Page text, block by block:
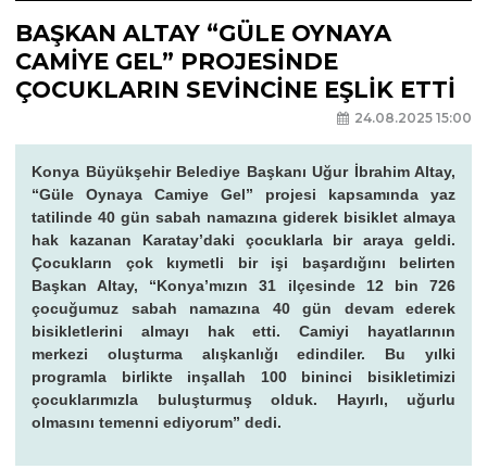
BAŞKAN ALTAY “GÜLE OYNAYA
CAMİYE GEL” PROJESİNDE
ÇOCUKLARIN SEVİNCİNE EŞLİK ETTİ
24.08.2025 15:00
Konya Büyükşehir Belediye Başkanı Uğur İbrahim Altay,
“Güle Oynaya Camiye Gel” projesi kapsamında yaz
tatilinde 40 gün sabah namazına giderek bisiklet almaya
hak kazanan Karatay’daki çocuklarla bir araya geldi.
Çocukların çok kıymetli bir işi başardığını belirten
Başkan Altay, “Konya’mızın 31 ilçesinde 12 bin 726
çocuğumuz sabah namazına 40 gün devam ederek
bisikletlerini almayı hak etti. Camiyi hayatlarının
merkezi oluşturma alışkanlığı edindiler. Bu yılki
programla birlikte inşallah 100 bininci bisikletimizi
çocuklarımızla buluşturmuş olduk. Hayırlı, uğurlu
olmasını temenni ediyorum” dedi.